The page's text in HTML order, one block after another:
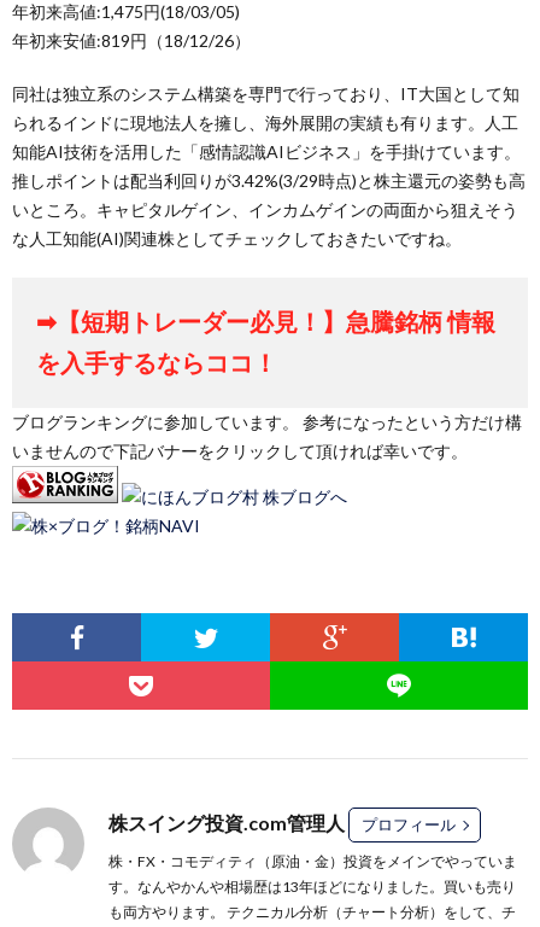
年初来高値:1,475円(18/03/05)
年初来安値:819円（18/12/26）
同社は独立系のシステム構築を専門で行っており、IT大国として知
られるインドに現地法人を擁し、海外展開の実績も有ります。人工
知能AI技術を活用した「感情認識AIビジネス」を手掛けています。
推しポイントは配当利回りが3.42%(3/29時点)と株主還元の姿勢も高
いところ。キャピタルゲイン、インカムゲインの両面から狙えそう
な人工知能(AI)関連株としてチェックしておきたいですね。
➡【短期トレーダー必見！】急騰銘柄 情報
を入手するならココ！
ブログランキングに参加しています。 参考になったという方だけ構
いませんので下記バナーをクリックして頂ければ幸いです。
株スイング投資.com管理人 プロフィール
株・FX・コモディティ（原油・金）投資をメインでやっていま
す。なんやかんや相場歴は13年ほどになりました。買いも売り
も両方やります。 テクニカル分析（チャート分析）をして、チ